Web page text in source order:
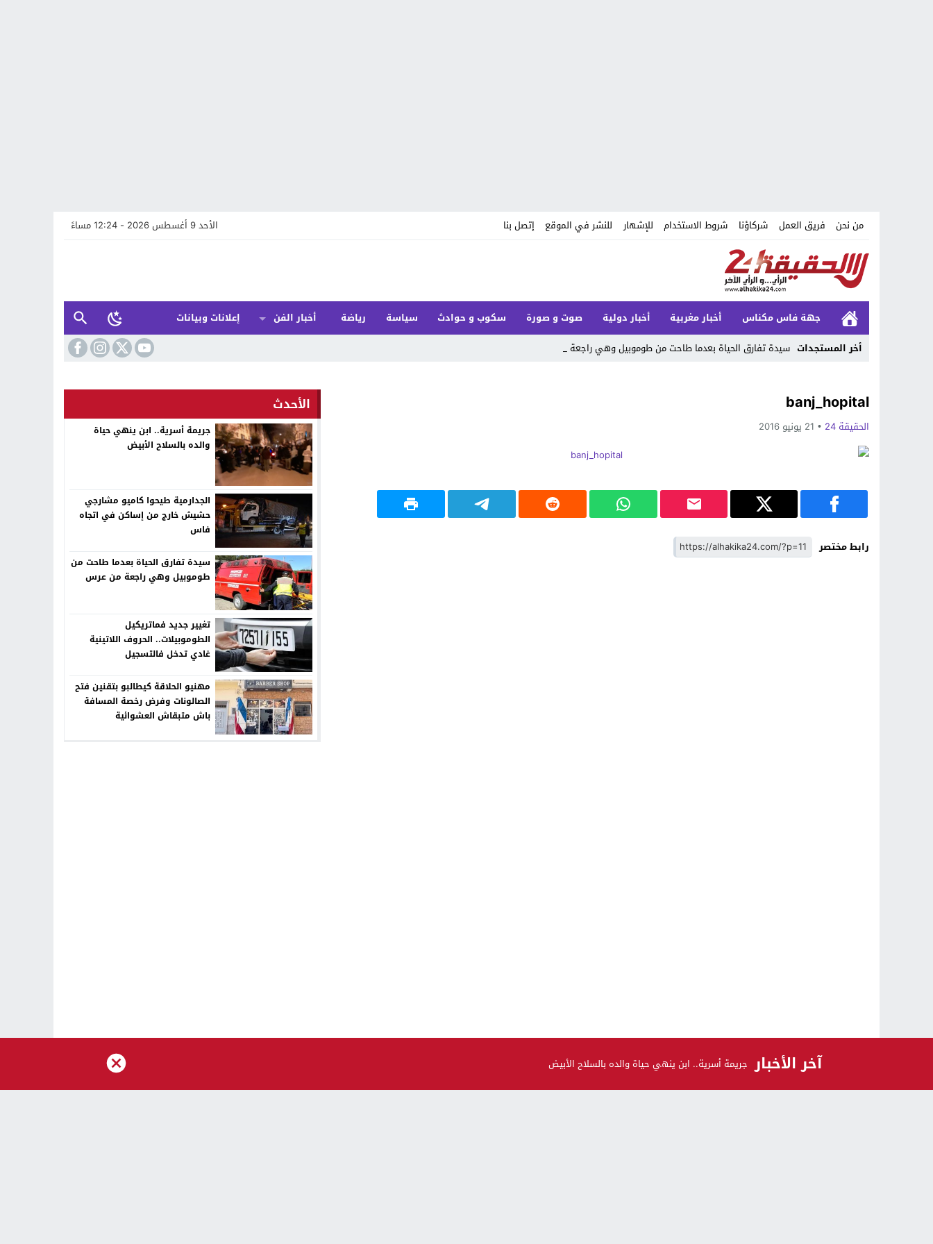
من نحن فريق العمل شركاؤنا شروط الاستخدام للإشهار للنشر في الموقع إتصل بنا الأحد 9 أغسطس 2026 - 12:24 مساءً
جهة فاس مكناس أخبار مغربية أخبار دولية صوت و صورة سكوب و حوادث سياسة رياضة أخبار الفن
إعلانات وبيانات
أخر المستجدات سيدة تفارق الحياة بعدما طاحت من طوموبيل وهي راجعة من ع_
Previous
Next
banj_hopital
الحقيقة 24 21 يونيو 2016
رابط مختصر
الأحدث
جريمة أسرية.. ابن ينهي حياة
والده بالسلاح الأبيض
الجدارمية طيحوا كاميو مشارجي
حشيش خارج من إساكن في اتجاه
فاس
سيدة تفارق الحياة بعدما طاحت من
طوموبيل وهي راجعة من عرس
تغيير جديد فماتريكيل
الطوموبيلات.. الحروف اللاتينية
غادي تدخل فالتسجيل
مهنيو الحلاقة كيطالبو بتقنين فتح
الصالونات وفرض رخصة المسافة
باش متبقاش العشوائية
آخر الأخبار جريمة أسرية.. ابن ينهي حياة والده بالسلاح الأبيض